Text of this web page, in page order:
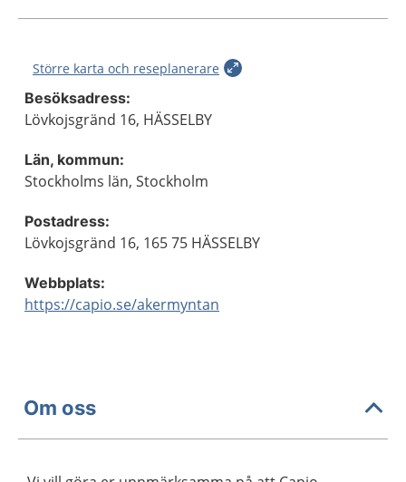
Större karta och reseplanerare
Besöksadress:
Lövkojsgränd 16, HÄSSELBY
Län, kommun:
Stockholms län, Stockholm
Postadress:
Lövkojsgränd 16, 165 75 HÄSSELBY
Webbplats:
https://capio.se/akermyntan
Om oss